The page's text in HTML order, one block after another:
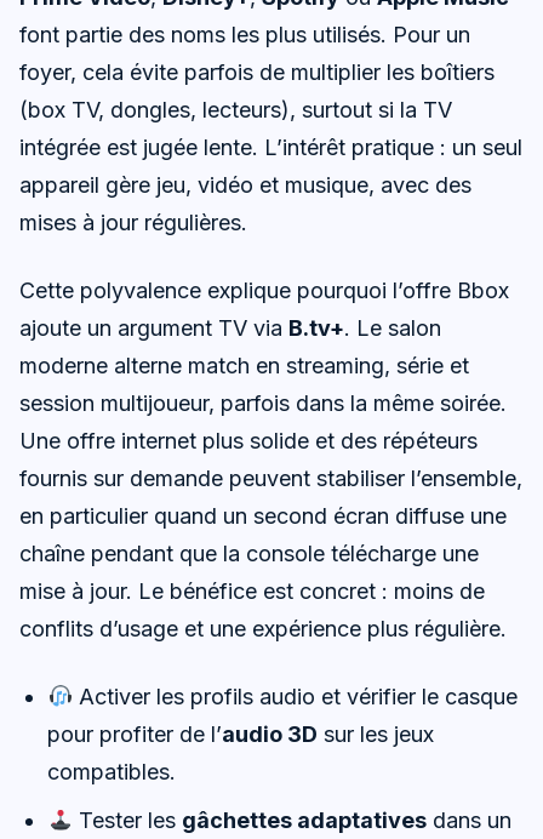
font partie des noms les plus utilisés. Pour un
foyer, cela évite parfois de multiplier les boîtiers
(box TV, dongles, lecteurs), surtout si la TV
intégrée est jugée lente. L’intérêt pratique : un seul
appareil gère jeu, vidéo et musique, avec des
mises à jour régulières.
Cette polyvalence explique pourquoi l’offre Bbox
ajoute un argument TV via B.tv+. Le salon
moderne alterne match en streaming, série et
session multijoueur, parfois dans la même soirée.
Une offre internet plus solide et des répéteurs
fournis sur demande peuvent stabiliser l’ensemble,
en particulier quand un second écran diffuse une
chaîne pendant que la console télécharge une
mise à jour. Le bénéfice est concret : moins de
conflits d’usage et une expérience plus régulière.
Activer les profils audio et vérifier le casque
pour profiter de l’audio 3D sur les jeux
compatibles.
Tester les gâchettes adaptativesdans un